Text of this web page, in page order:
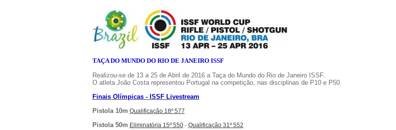
TAÇA DO MUNDO DO RIO DE JANEIRO ISSF
Realizou-se de 13 a 25 de Abril de 2016 a Taça do Mundo do Rio de Janeiro ISSF.
O atleta João Costa representou Portugal na competição, nas disciplinas de P10 e P50.
Finais Olímpicas - ISSF Livestream
Pistola 10m Qualificação 18º 577
Pistola 50m Eliminatória 15º 550- Qualificação 31º 552